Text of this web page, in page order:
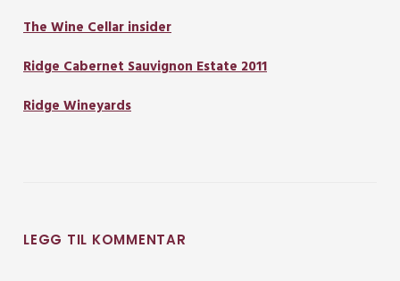
The Wine Cellar insider
Ridge Cabernet Sauvignon Estate 2011
Ridge Wineyards
LEGG TIL KOMMENTAR